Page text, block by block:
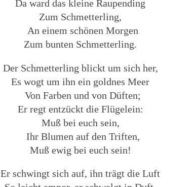
Da ward das kleine Raupending
Zum Schmetterling,
An einem schönen Morgen
Zum bunten Schmetterling.
Der Schmetterling blickt um sich her,
Es wogt um ihn ein goldnes Meer
Von Farben und von Düften;
Er regt entzückt die Flügelein:
Muß bei euch sein,
Ihr Blumen auf den Triften,
Muß ewig bei euch sein!
Er schwingt sich auf, ihn trägt die Luft